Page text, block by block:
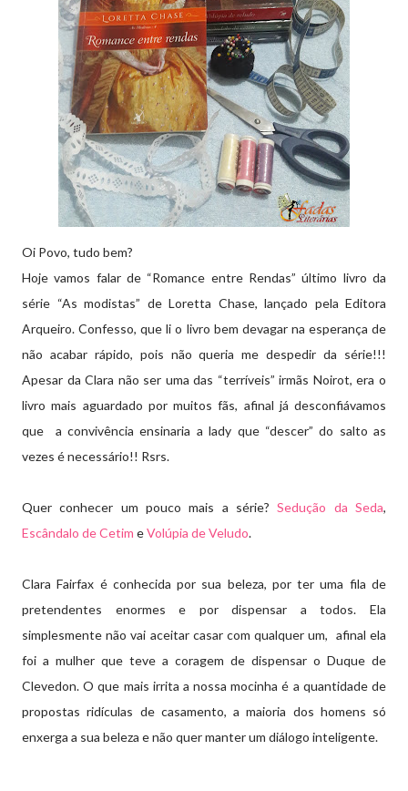
Oi Povo, tudo bem?
Hoje vamos falar de “Romance entre Rendas” último livro da
série “As modistas” de Loretta Chase, lançado pela Editora
Arqueiro. Confesso, que li o livro bem devagar na esperança de
não acabar rápido, pois não queria me despedir da série!!!
Apesar da Clara não ser uma das “terríveis” irmãs Noirot, era o
livro mais aguardado por muitos fãs, afinal já desconfiávamos
que a convivência ensinaria a lady que “descer” do salto as
vezes é necessário!! Rsrs.
Quer conhecer um pouco mais a série?Sedução da Seda,
Escândalo de Cetim eVolúpia de Veludo.
Clara Fairfax é conhecida por sua beleza, por ter uma fila de
pretendentes enormes e por dispensar a todos. Ela
simplesmente não vai aceitar casar com qualquer um, afinal ela
foi a mulher que teve a coragem de dispensar o Duque de
Clevedon. O que mais irrita a nossa mocinha é a quantidade de
propostas ridículas de casamento, a maioria dos homens só
enxerga a sua beleza e não quer manter um diálogo inteligente.